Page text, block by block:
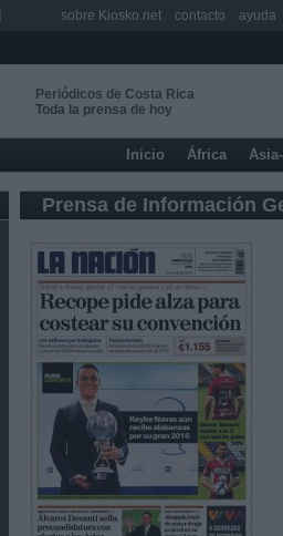
Periódicos de Costa Rica
Toda la prensa de hoy
Inicio África
Prensa de Información
sobre Kiosko.net contacto ayuda